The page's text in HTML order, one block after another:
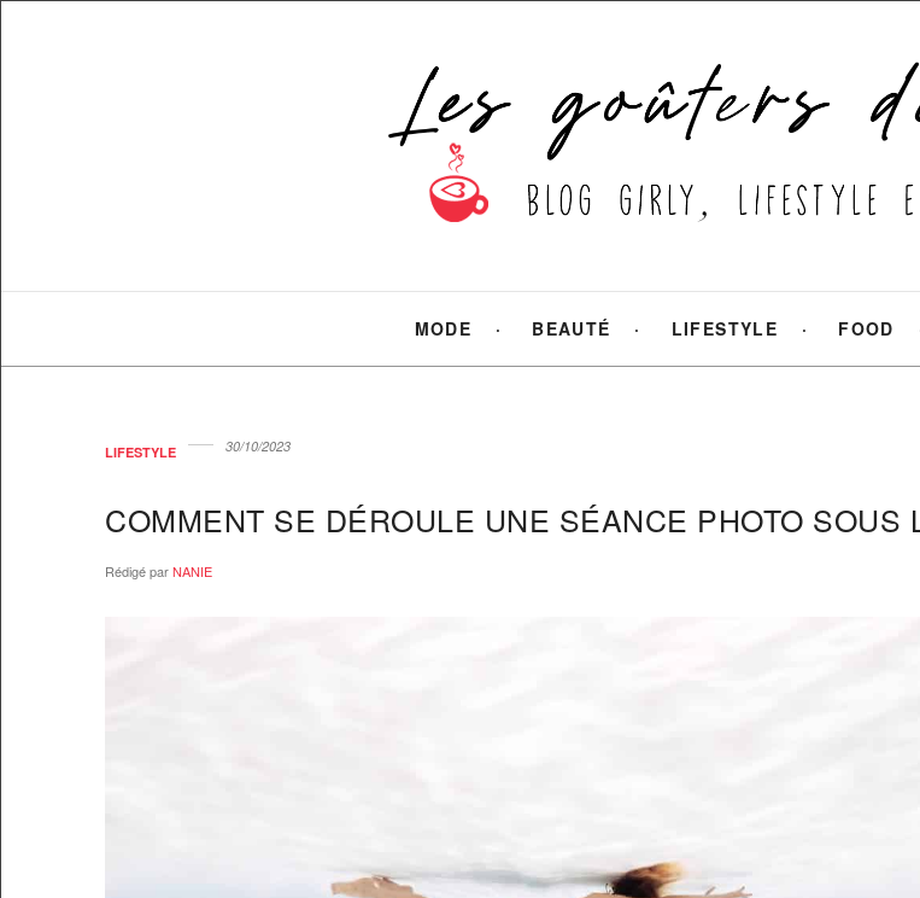
MODE BEAUTÉ LIFESTYLE FOOD
LIFESTYLE 30/10/2023
COMMENT SE DÉROULE UNE SÉANCE PHOTO SOUS
Rédigé parNANIE